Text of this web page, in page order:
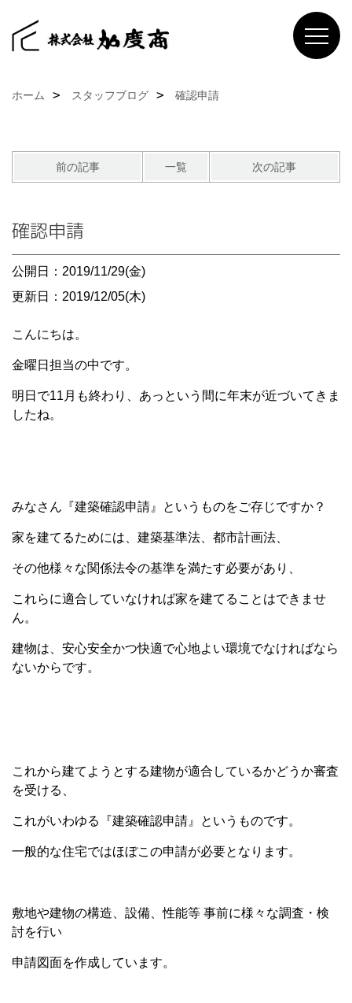
ホーム スタッフブログ 確認申請
前の記事 一覧 次の記事
確認申請
公開日：2019/11/29(金)
更新日：2019/12/05(木)
こんにちは。
金曜日担当の中です。
明日で11月も終わり、あっという間に年末が近づいてきま
したね。
みなさん『建築確認申請』というものをご存じですか？
家を建てるためには、建築基準法、都市計画法、
その他様々な関係法令の基準を満たす必要があり、
これらに適合していなければ家を建てることはできませ
ん。
建物は、安心安全かつ快適で心地よい環境でなければなら
ないからです。
これから建てようとする建物が適合しているかどうか審査
を受ける、
これがいわゆる『建築確認申請』というものです。
一般的な住宅ではほぼこの申請が必要となります。
敷地や建物の構造、設備、性能等 事前に様々な調査・検
討を行い
申請図面を作成しています。